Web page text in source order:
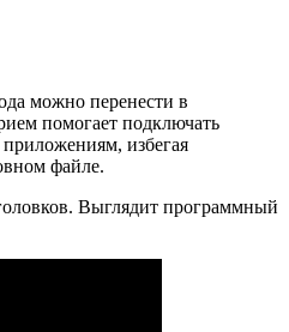
можно перенести в
помогает подключать
избегая
файле.
Выглядит программный